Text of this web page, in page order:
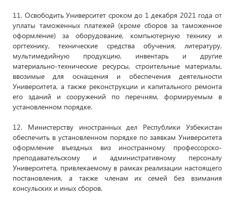
11. Освободить Университет сроком до 1 декабря 2021 года от
уплаты таможенных платежей (кроме сборов за таможенное
оформление) за оборудование, компьютерную технику и
оргтехнику, технические средства обучения, литературу,
мультимедийную продукцию, инвентарь и другие
материально-технические ресурсы, строительные материалы,
ввозимые для оснащения и обеспечения деятельности
Университета, а также реконструкции и капитального ремонта
его зданий и сооружений по перечням, формируемым в
установленном порядке.
12. Министерству иностранных дел Республики Узбекистан
обеспечить в установленном порядке по заявкам Университета
оформление въездных виз иностранному профессорско-
преподавательскому и административному персоналу
Университета, привлекаемому в рамках реализации настоящего
постановления, а также членам их семей без взимания
консульских и иных сборов.